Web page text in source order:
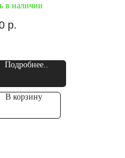
в наличии
р.
Подробнее..
В корзину